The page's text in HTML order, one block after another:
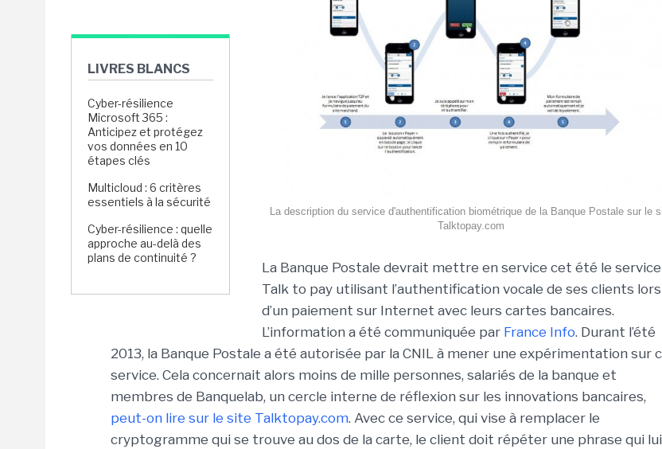
LIVRES BLANCS
Cyber-résilience
Microsoft 365 :
Anticipez et protégez
vos données en 10
étapes clés
Multicloud : 6 critères
essentiels à la sécurité
Cyber-résilience : quelle
approche au-delà des
plans de continuité ?
La description du service d'authentification biométrique de la Banque Postale sur le
Talktopay.com
La Banque Postale devrait mettre en service cet été le service
Talk to pay utilisant l’authentification vocale de ses clients lors
d’un paiement sur Internet avec leurs cartes bancaires.
L’information a été communiquée par France Info. Durant l’été
2013, la Banque Postale a été autorisée par la CNIL à mener une expérimentation sur
service. Cela concernait alors moins de mille personnes, salariés de la banque et
membres de Banquelab, un cercle interne de réflexion sur les innovations bancaires,
peut-on lire sur le site Talktopay.com. Avec ce service, qui vise à remplacer le
cryptogramme qui se trouve au dos de la carte, le client doit répéter une phrase qui lui